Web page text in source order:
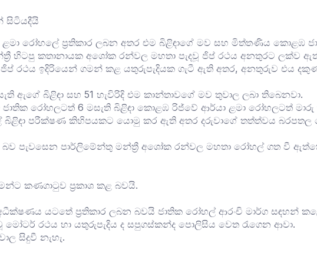
සිටියදීයි
රෝහලේ ප්‍රතිකාර ලබන අතර එම බිළිඳාගේ මව සහ මිත්තණිය කොළඹ
හිටපු කතානායක අශෝක රන්වල මහතා පැදවූ ජිප් රථය අනතුරට ලක්ව
රථය ඉදිරියෙන් ගමන් කළ යතුරුපැදියක ගැටී ඇති අතර, අනතුරුව එය
බිළිඳා සහ 51 හැවිරිදි එම කාන්තාවගේ මව තුවාල ලබා තිබෙනවා.
රෝහලටත් 6 මසැති බිළිඳා කොළඹ රිජ්වේ ආර්යා ළමා රෝහලටත් මාරු
පරීක්ෂණ කිහිපයකට යොමු කර ඇති අතර දරුවා‍ගේ තත්ත්වය
පැවසෙන පාර්ලිමේන්තු මන්ත්‍රී අශෝක රන්වල මහතා රෝහල් ගත වී
කණගාටුව ප්‍රකාශ කළ බවයි.
යටතේ ප්‍රතිකාර ලබන බවයි ජාතික රෝහල් ආරංචි මාර්ග සඳහන්
මෝටර් රථය හා යතුරුපැදිය ද සපුගස්කන්ද පොලිසිය වෙත රැගෙන ආවා.
සිදුවී නැහැ.